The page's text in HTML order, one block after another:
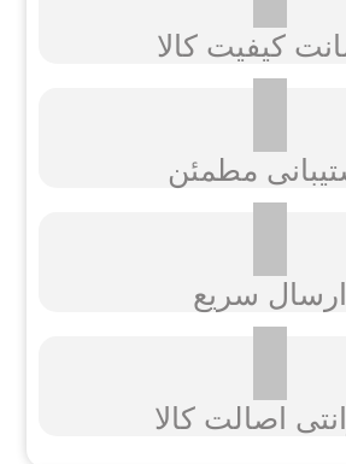
کیفیت کالا
مطمئن
ارسال سریع
اصالت کالا